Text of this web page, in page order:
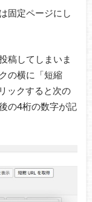
固定ページにし
稿してしまいま
の横に「短縮
ックすると次の
の4桁の数字が記